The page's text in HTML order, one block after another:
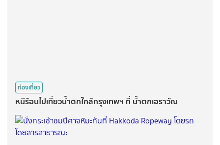
ท่องเที่ยว
หนีร้อนไปเที่ยวน้ำตกใกล้กรุงเทพฯ ที่ น้ำตกเอราวัณ